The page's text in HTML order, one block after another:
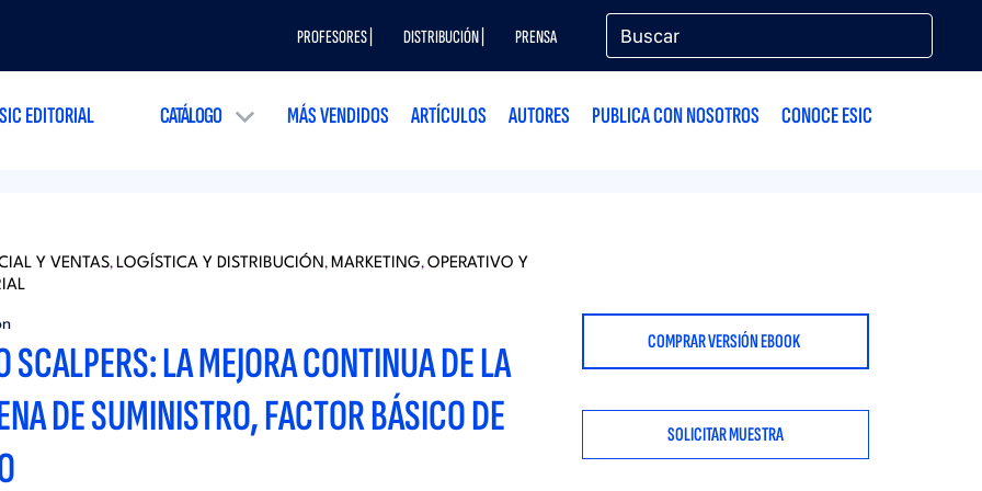
PROFESORES | DISTRIBUCIÓN | PRENSA
EDITORIAL CATÁLOGO MÁS VENDIDOS ARTÍCULOS AUTORES PUBLICA CON NOSOTROS CONOCE ESIC
Y VENTAS, LOGÍSTICA Y DISTRIBUCIÓN, MARKETING, OPERATIVO Y
SCALPERS: LA MEJORA CONTINUA DE LA
DE SUMINISTRO, FACTOR BÁSICO DE
COMPRAR VERSIÓN EBOOK
SOLICITAR MUESTRA